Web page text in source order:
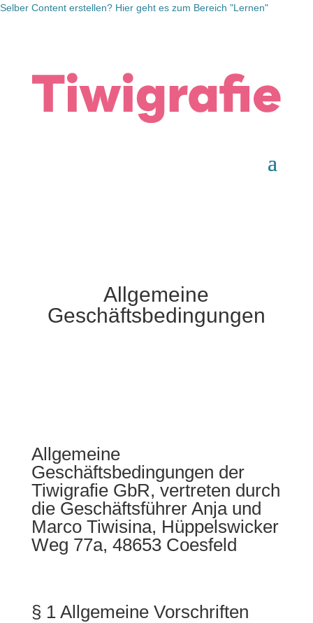
Selber Content erstellen? Hier geht es zum Bereich "Lernen"
Allgemeine
Geschäftsbedingungen
Allgemeine
Geschäftsbedingungen der
Tiwigrafie GbR, vertreten durch
die Geschäftsführer Anja und
Marco Tiwisina, Hüppelswicker
Weg 77a, 48653 Coesfeld
§ 1 Allgemeine Vorschriften